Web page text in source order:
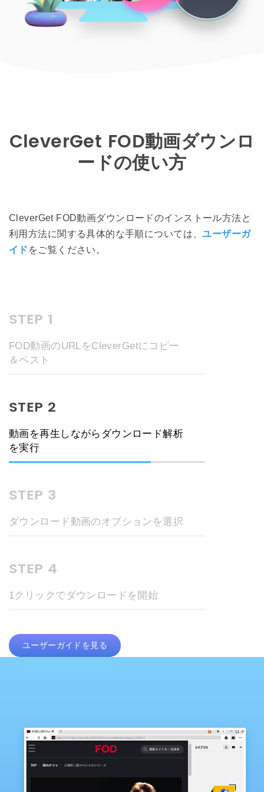
CleverGet FOD動画ダウンロ
ードの使い方
CleverGet FOD動画ダウンロードのインストール方法と
利用方法に関する具体的な手順については、ユーザーガ
イド をご覧ください。
STEP 1
FOD動画のURLをCleverGetにコピー
＆ペスト
STEP 2
動画を再生しながらダウンロード解析
を実行
STEP 3
ダウンロード動画のオプションを選択
STEP 4
1クリックでダウンロードを開始
ユーザーガイドを見る